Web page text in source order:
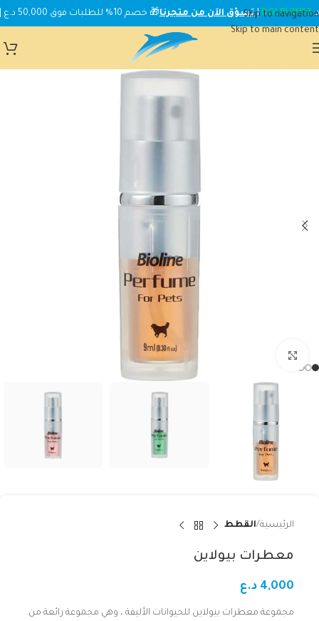
Skip to navigation
Skip to main content
DOLPHIN10
|تسوّق الآن من متجرنا🎁 خصم 10% للطلبات فوق 50,000 د.ع | استخدم الكود:
الرئيسية القطط
معطرات بيولاين
4,000 د.ع
مجموعة معطرات بيولاين للحيوانات الأليفة ، وهي مجموعة رائعة من